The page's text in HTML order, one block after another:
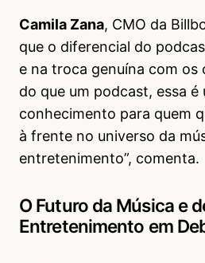
Camila Zana, CMO da
que o diferencial do
e na troca genuína com os
do que um podcast, essa
conhecimento para quem
à frente no universo da
entretenimento”, comenta.
O Futuro da Música e
Entretenimento em